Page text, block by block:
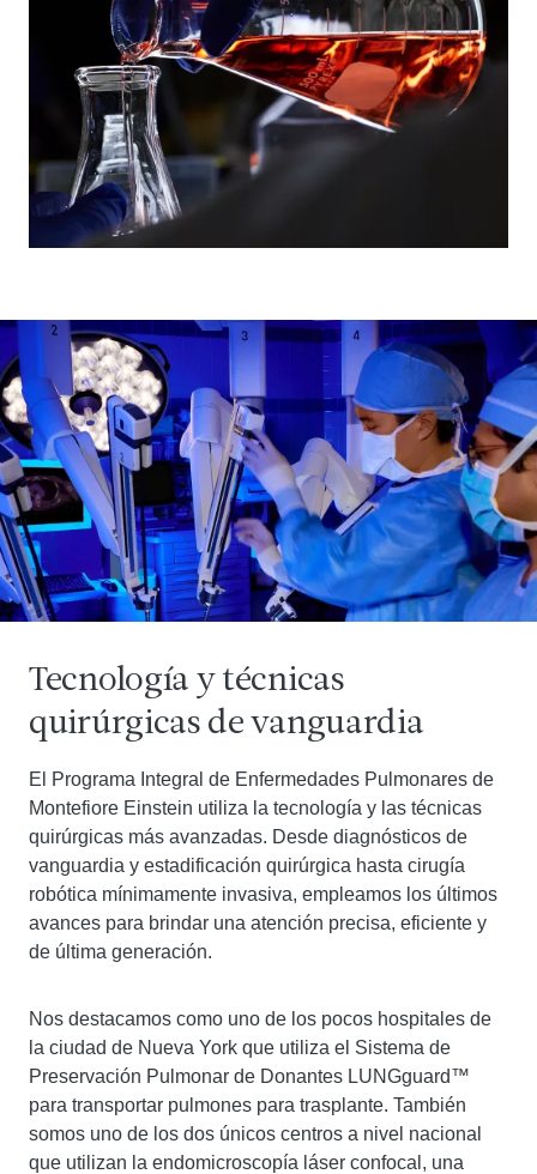
Tecnología y técnicas
quirúrgicas de vanguardia
El Programa Integral de Enfermedades Pulmonares de
Montefiore Einstein utiliza la tecnología y las técnicas
quirúrgicas más avanzadas. Desde diagnósticos de
vanguardia y estadificación quirúrgica hasta cirugía
robótica mínimamente invasiva, empleamos los últimos
avances para brindar una atención precisa, eficiente y
de última generación.
Nos destacamos como uno de los pocos hospitales de
la ciudad de Nueva York que utiliza el Sistema de
Preservación Pulmonar de Donantes LUNGguard™
para transportar pulmones para trasplante. También
somos uno de los dos únicos centros a nivel nacional
que utilizan la endomicroscopía láser confocal, una